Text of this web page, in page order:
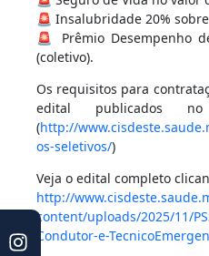
🚨 Insalubridade 20%
🚨 Prêmio Desempenho
(coletivo).
Os requisitos para
edital publicados
(http://
os-seletivos/)
Veja o edital completo
http://
content/uploads/2025/11/
Condutor-e-